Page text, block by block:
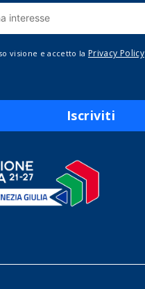
visione e accetto la Privacy Policy
Iscriviti